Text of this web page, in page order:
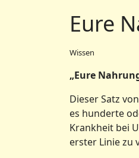
Eure
Wissen
„Eure
Dieser Satz
es hunderte
Krankheit bei
erster Linie zu